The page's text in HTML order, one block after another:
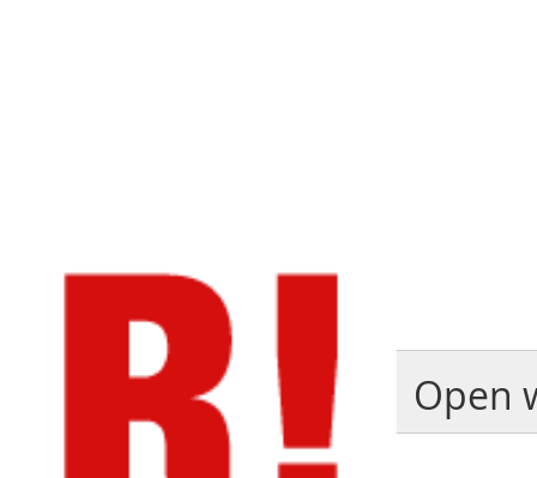
Open